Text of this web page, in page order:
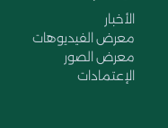
الأخبار
معرض الفيديوهات
معرض الصور
الإعتمادات